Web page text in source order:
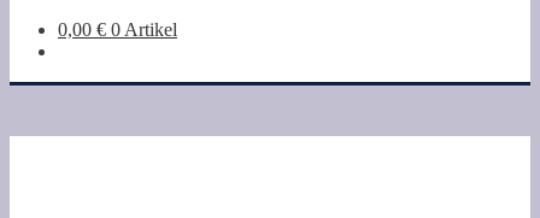
0,00 € 0 Artikel